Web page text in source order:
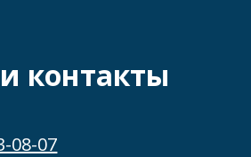
контакты
08-07